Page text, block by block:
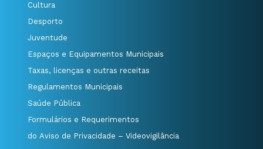
Cultura
Desporto
Juventude
Espaços e Equipamentos Municipais
Taxas, licenças e outras receitas
Regulamentos Municipais
Saúde Pública
Formulários e Requerimentos
do Aviso de Privacidade – Videovigilância